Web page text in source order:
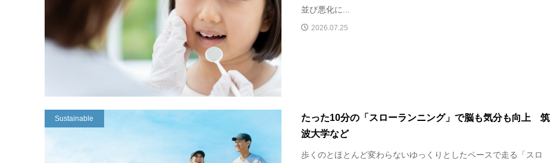
並び悪化に...
2026.07.25
Sustainable
たった10分の「スローランニング」で脳も気分も向上 筑
波大学など
歩くのとほとんど変わらないゆっくりとしたペースで走る「スロ